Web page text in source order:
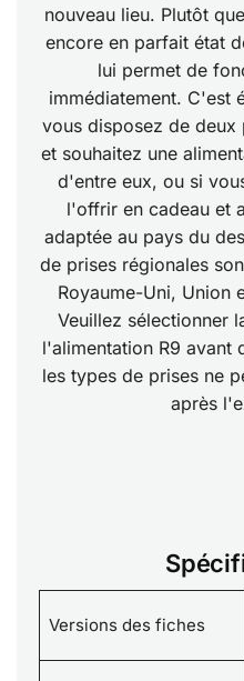
nouveau lieu. Plutôt
encore en parfait état
lui permet de
immédiatement. C'est
vous disposez de
et souhaitez une
d'entre eux, ou si
l'offrir en cadeau et
adaptée au pays du
de prises régionales
Royaume-Uni, Union
Veuillez sélectionner
l'alimentation R9 avant
les types de prises ne
après
Versions des fiches